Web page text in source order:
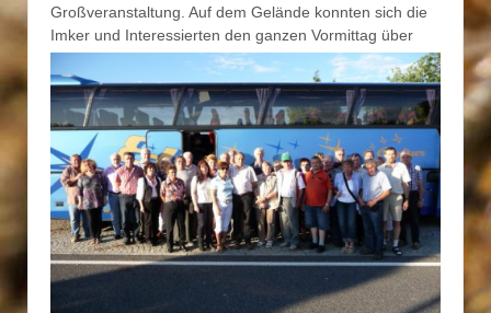
Großveranstaltung. Auf dem Gelände konnten sich die
Imker und Interessierten den ganzen Vormittag über